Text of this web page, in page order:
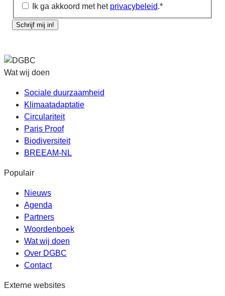
Ik ga akkoord met het privacybeleid.*
Schrijf mij in!
Wat wij doen
Sociale duurzaamheid
Klimaatadaptatie
Circulariteit
Paris Proof
Biodiversiteit
BREEAM-NL
Populair
Nieuws
Agenda
Partners
Woordenboek
Wat wij doen
Over DGBC
Contact
Externe websites